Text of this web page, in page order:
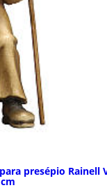
presépio Rainell